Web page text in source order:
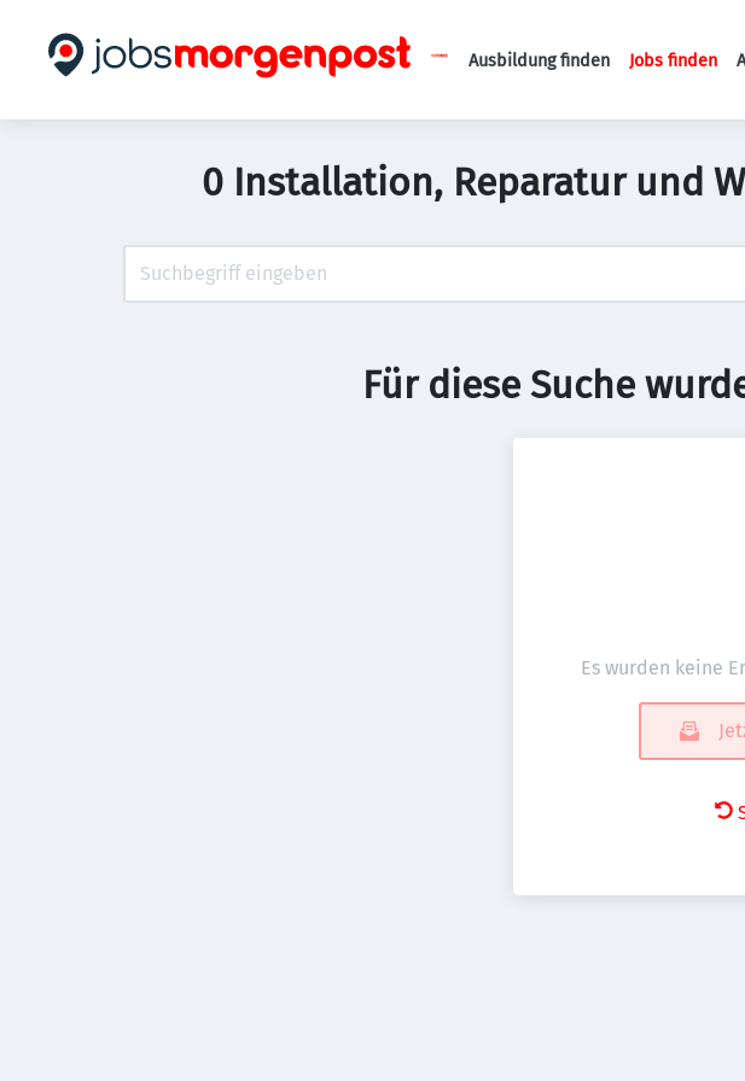
Ausbildung finden Jobs finden
0 Installation, Reparatur und
Für diese Suche
Es wurden keine